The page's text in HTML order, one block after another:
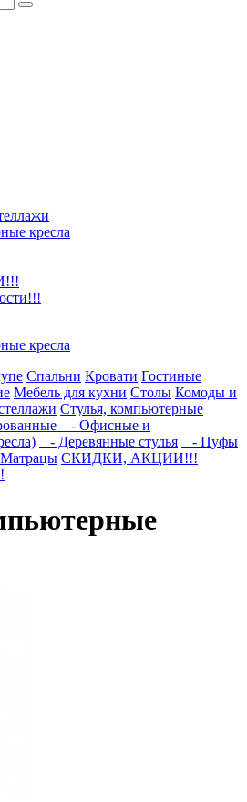
кресла
кресла
Спальни Кровати Гостиные
Мебель для кухни Столы Комоды и
Стулья, компьютерные
- Офисные и
- Деревянные стулья
- Пуфы
Матрацы СКИДКИ, АКЦИИ!!!